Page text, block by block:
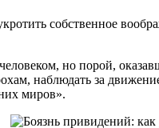
собственное
но порой,
наблюдать за
миров».